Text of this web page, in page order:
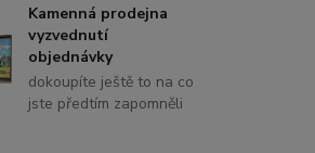
Kamenná prodejna
vyzvednutí
objednávky
dokoupíte ještě to na co
jste předtím zapomněli